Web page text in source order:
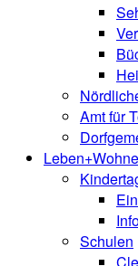
Amt für
Schulen